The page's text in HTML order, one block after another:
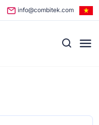
info@combitek.com